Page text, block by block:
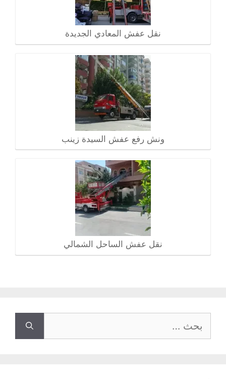
نقل عفش المعادي الجديدة
ونش رفع عفش السيدة زينب
نقل عفش الساحل الشمالي
عن: